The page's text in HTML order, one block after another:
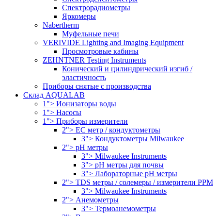
Спектрорадиометры
Яркомеры
Nabertherm
Муфельные печи
VERIVIDE Lighting and Imaging Equipment
Просмотровые кабины
ZEHNTNER Testing Instruments
Конический и цилиндрический изгиб /
эластичность
Приборы снятые с производства
Склад AQUALAB
1"> Ионизаторы воды
1"> Насосы
1"> Приборы измерители
2"> EC метр / кондуктометры
3"> Кондуктометры Milwaukee
2"> pH метры
3"> Milwaukee Instruments
3"> pH метры для почвы
3"> Лабораторные pH метры
2"> TDS метры / солемеры / измерители PPM
3"> Milwaukee Instruments
2"> Анемометры
3"> Термоанемометры